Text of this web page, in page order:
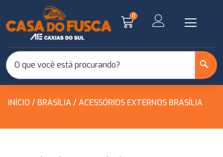
0
INÍCIO / BRASÍLIA/ ACESSÓRIOS EXTERNOS BRASÍLIA